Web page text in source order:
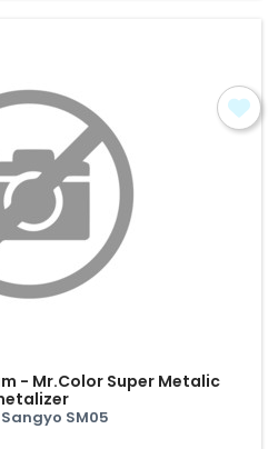
- Mr.Color Super Metalic
SM05